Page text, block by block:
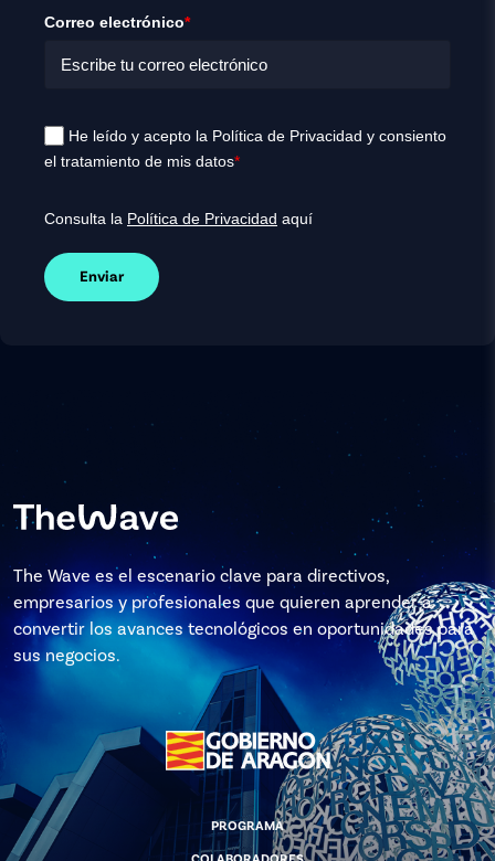
Correo electrónico*
He leído y acepto la Política de Privacidad y consiento
el tratamiento de mis datos*
Consulta la Política de Privacidad aquí
Enviar
The Wave es el escenario clave para directivos,
empresarios y profesionales que quieren aprender a
convertir los avances tecnológicos en oportunidades para
sus negocios.
PROGRAMA